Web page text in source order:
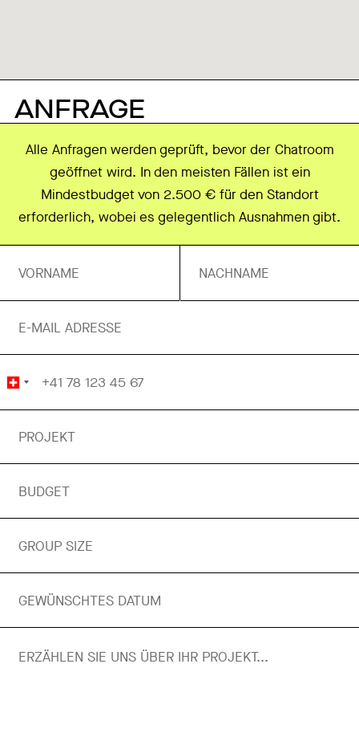
ANFRAGE
Alle Anfragen werden geprüft, bevor der Chatroom
geöffnet wird. In den meisten Fällen ist ein
Mindestbudget von 2.500 € für den Standort
erforderlich, wobei es gelegentlich Ausnahmen gibt.